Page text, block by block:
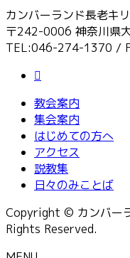
カンバーランド長老キ
〒242-0006 神奈川県
TEL:046-274-1370 /
教会案内
集会案内
はじめての方へ
アクセス
説教集
日々のみことば
Copyright © カンバー
Rights Reserved.